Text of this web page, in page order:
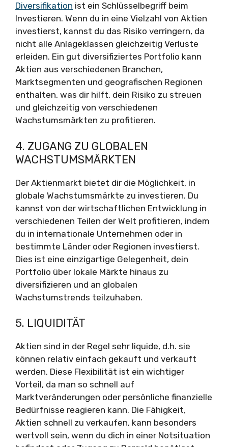
Diversifikation ist ein Schlüsselbegriff beim
Investieren. Wenn du in eine Vielzahl von Aktien
investierst, kannst du das Risiko verringern, da
nicht alle Anlageklassen gleichzeitig Verluste
erleiden. Ein gut diversifiziertes Portfolio kann
Aktien aus verschiedenen Branchen,
Marktsegmenten und geografischen Regionen
enthalten, was dir hilft, dein Risiko zu streuen
und gleichzeitig von verschiedenen
Wachstumsmärkten zu profitieren.
4. ZUGANG ZU GLOBALEN
WACHSTUMSMÄRKTEN
Der Aktienmarkt bietet dir die Möglichkeit, in
globale Wachstumsmärkte zu investieren. Du
kannst von der wirtschaftlichen Entwicklung in
verschiedenen Teilen der Welt profitieren, indem
du in internationale Unternehmen oder in
bestimmte Länder oder Regionen investierst.
Dies ist eine einzigartige Gelegenheit, dein
Portfolio über lokale Märkte hinaus zu
diversifizieren und an globalen
Wachstumstrends teilzuhaben.
5. LIQUIDITÄT
Aktien sind in der Regel sehr liquide, d.h. sie
können relativ einfach gekauft und verkauft
werden. Diese Flexibilität ist ein wichtiger
Vorteil, da man so schnell auf
Marktveränderungen oder persönliche finanzielle
Bedürfnisse reagieren kann. Die Fähigkeit,
Aktien schnell zu verkaufen, kann besonders
wertvoll sein, wenn du dich in einer Notsituation